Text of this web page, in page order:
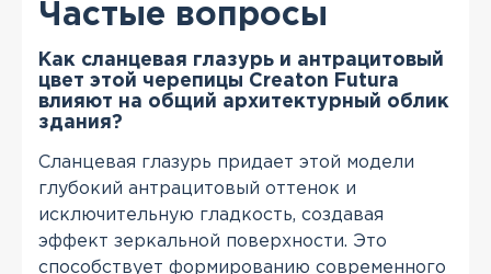
Частые вопросы
Как сланцевая глазурь и антрацитовый
цвет этой черепицы Creaton Futura
влияют на общий архитектурный облик
здания?
Сланцевая глазурь придает этой модели
глубокий антрацитовый оттенок и
исключительную гладкость, создавая
эффект зеркальной поверхности. Это
способствует формированию современного